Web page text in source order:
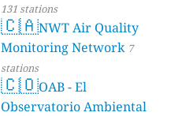
131 stations
🇨🇦NWT Air Quality
Monitoring Network 7
stations
🇨🇴OAB - El
Observatorio Ambiental